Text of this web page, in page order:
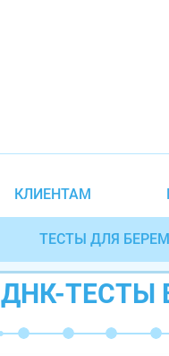
КЛИЕНТАМ
ТЕСТЫ ДЛЯ
ДНК-ТЕСТЫ